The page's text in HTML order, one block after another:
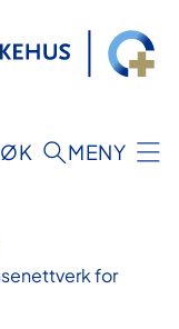
MENY
for